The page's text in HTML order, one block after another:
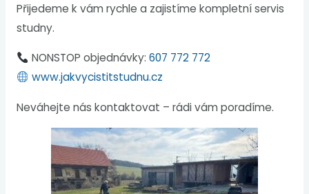
Přijedeme k vám rychle a zajistíme kompletní servis
studny.
NONSTOP objednávky: 607 772 772
www.jakvycistitstudnu.cz
Neváhejte nás kontaktovat – rádi vám poradíme.